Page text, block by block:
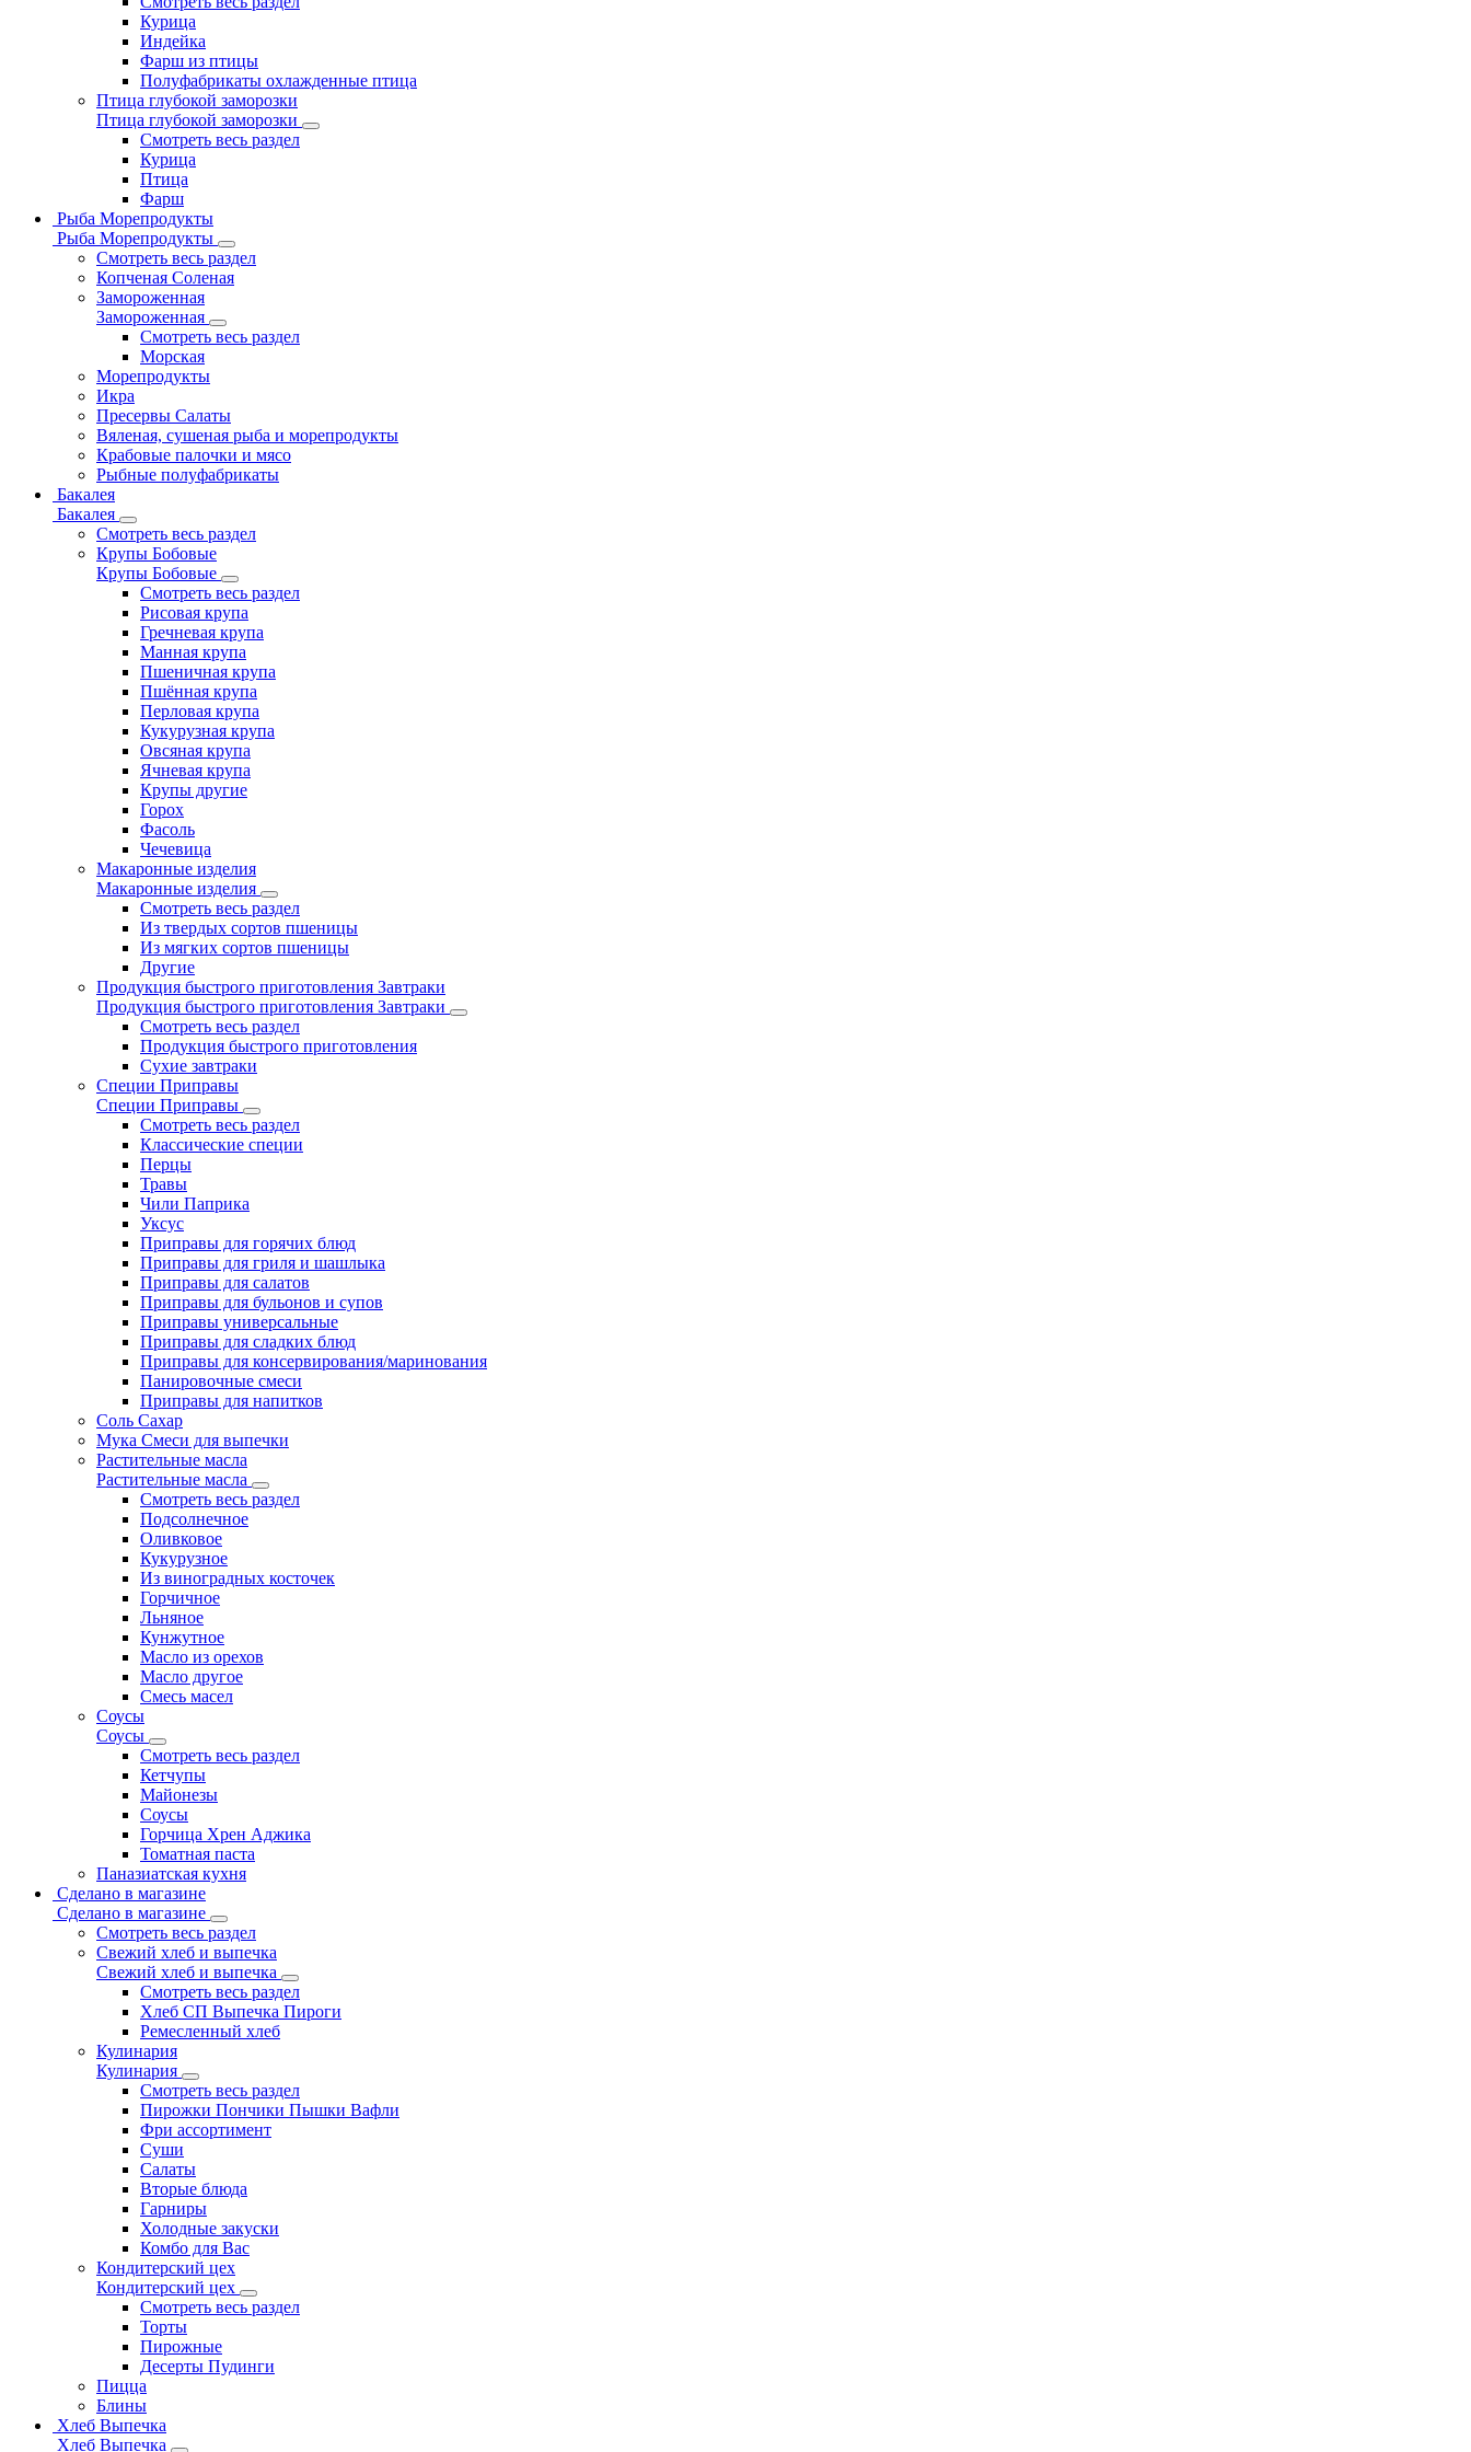
Курица
Индейка
Фарш из птицы
Полуфабрикаты охлажденные птица
Птица глубокой заморозки
Птица глубокой заморозки
Смотреть весь раздел
Курица
Птица
Фарш
Рыба Морепродукты
Рыба Морепродукты
Смотреть весь раздел
Копченая Соленая
Замороженная
Замороженная
Смотреть весь раздел
Морская
Морепродукты
Икра
Пресервы Салаты
Вяленая, сушеная рыба и морепродукты
Крабовые палочки и мясо
Рыбные полуфабрикаты
Бакалея
Бакалея
Смотреть весь раздел
Крупы Бобовые
Крупы Бобовые
Смотреть весь раздел
Рисовая крупа
Гречневая крупа
Манная крупа
Пшеничная крупа
Пшённая крупа
Перловая крупа
Кукурузная крупа
Овсяная крупа
Ячневая крупа
Крупы другие
Горох
Фасоль
Чечевица
Макаронные изделия
Макаронные изделия
Смотреть весь раздел
Из твердых сортов пшеницы
Из мягких сортов пшеницы
Другие
Продукция быстрого приготовления Завтраки
Продукция быстрого приготовления Завтраки
Смотреть весь раздел
Продукция быстрого приготовления
Сухие завтраки
Специи Приправы
Специи Приправы
Смотреть весь раздел
Классические специи
Перцы
Травы
Чили Паприка
Уксус
Приправы для горячих блюд
Приправы для гриля и шашлыка
Приправы для салатов
Приправы для бульонов и супов
Приправы универсальные
Приправы для сладких блюд
Приправы для консервирования/маринования
Панировочные смеси
Приправы для напитков
Соль Сахар
Мука Смеси для выпечки
Растительные масла
Растительные масла
Смотреть весь раздел
Подсолнечное
Оливковое
Кукурузное
Из виноградных косточек
Горчичное
Льняное
Кунжутное
Масло из орехов
Масло другое
Смесь масел
Соусы
Соусы
Смотреть весь раздел
Кетчупы
Майонезы
Соусы
Горчица Хрен Аджика
Томатная паста
Паназиатская кухня
Сделано в магазине
Сделано в магазине
Смотреть весь раздел
Свежий хлеб и выпечка
Свежий хлеб и выпечка
Смотреть весь раздел
Хлеб СП Выпечка Пироги
Ремесленный хлеб
Кулинария
Кулинария
Смотреть весь раздел
Пирожки Пончики Пышки Вафли
Фри ассортимент
Суши
Салаты
Вторые блюда
Гарниры
Холодные закуски
Комбо для Вас
Кондитерский цех
Кондитерский цех
Смотреть весь раздел
Торты
Пирожные
Десерты Пудинги
Пицца
Блины
Хлеб Выпечка
Хлеб Выпечка